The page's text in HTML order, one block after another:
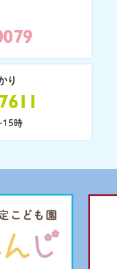
り
15時